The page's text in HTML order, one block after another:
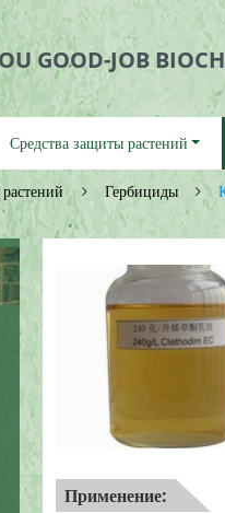
GOOD-JOB
Средства защиты растений
Гербициды
Применение: